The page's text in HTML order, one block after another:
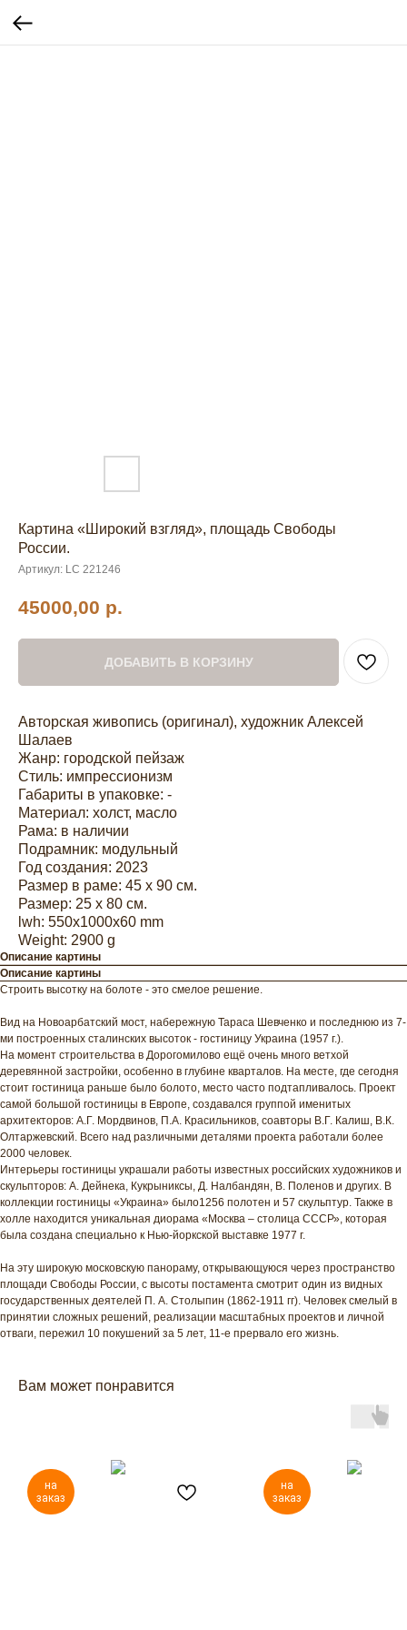
Картина «Широкий взгляд», площадь Свободы
России.
Артикул: LC 221246
45000,00 р.
ДОБАВИТЬ В КОРЗИНУ
Авторская живопись (оригинал), художник Алексей
Шалаев
Жанр: городской пейзаж
Стиль: импрессионизм
Габариты в упаковке: -
Материал: холст, масло
Рама: в наличии
Подрамник: модульный
Год создания: 2023
Размер в раме: 45 х 90 см.
Размер: 25 х 80 см.
lwh: 550x1000x60 mm
Weight: 2900 g
Описание картины
Описание картины
Строить высотку на болоте - это смелое решение.
Вид на Новоарбатский мост, набережную Тараса Шевченко и последнюю из 7-
ми построенных сталинских высоток - гостиницу Украина (1957 г.).
На момент строительства в Дорогомилово ещё очень много ветхой
деревянной застройки, особенно в глубине кварталов. На месте, где сегодня
стоит гостиница раньше было болото, место часто подтапливалось. Проект
самой большой гостиницы в Европе, создавался группой именитых
архитекторов: А.Г. Мордвинов, П.А. Красильников, соавторы В.Г. Калиш, В.К.
Олтаржевский. Всего над различными деталями проекта работали более
2000 человек.
Интерьеры гостиницы украшали работы известных российских художников и
скульпторов: А. Дейнека, Кукрыниксы, Д. Налбандян, В. Поленов и других. В
коллекции гостиницы «Украина» было1256 полотен и 57 скульптур. Также в
холле находится уникальная диорама «Москва – столица СССР», которая
была создана специально к Нью-йоркской выставке 1977 г.
На эту широкую московскую панораму, открывающуюся через пространство
площади Свободы России, с высоты постамента смотрит один из видных
государственных деятелей П. А. Столыпин (1862-1911 гг). Человек смелый в
принятии сложных решений, реализации масштабных проектов и личной
отваги, пережил 10 покушений за 5 лет, 11-е прервало его жизнь.
Вам может понравится
на
заказ
на
заказ